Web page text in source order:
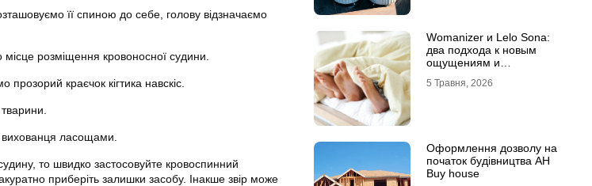
її спиною до себе, голову відзначаємо
місце розміщення кровоносної судини.
краєчок кігтика навскіс.
вихованця ласощами.
то швидко застосовуйте кровоспинний
приберіть залишки засобу. Інакше звір може
Womanizer и Lelo Sona:
два подхода к новым
ощущениям и
5 Травня, 2026
Оформлення дозволу на
початок будівництва АН
Buy house